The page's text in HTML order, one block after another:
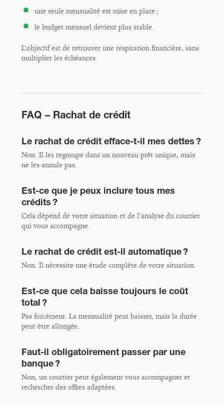
une seule mensualité est mise en place ;
le budget mensuel devient plus stable.
L’objectif est de retrouver une respiration financière, sans
multiplier les échéances.
FAQ – Rachat de crédit
Le rachat de crédit efface-t-il mes dettes ?
Non. Il les regroupe dans un nouveau prêt unique, mais
ne les annule pas.
Est-ce que je peux inclure tous mes
crédits ?
Cela dépend de votre situation et de l’analyse du courtier
qui vous accompagne.
Le rachat de crédit est-il automatique ?
Non. Il nécessite une étude complète de votre situation.
Est-ce que cela baisse toujours le coût
total ?
Pas forcément. La mensualité peut baisser, mais la durée
peut être allongée.
Faut-il obligatoirement passer par une
banque ?
Non, un courtier peut également vous accompagner et
rechercher des offres adaptées.